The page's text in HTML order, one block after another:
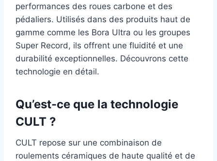
performances des roues carbone et des
pédaliers. Utilisés dans des produits haut de
gamme comme les Bora Ultra ou les groupes
Super Record, ils offrent une fluidité et une
durabilité exceptionnelles. Découvrons cette
technologie en détail.
Qu’est-ce que la technologie
CULT ?
CULT repose sur une combinaison de
roulements céramiques de haute qualité et de